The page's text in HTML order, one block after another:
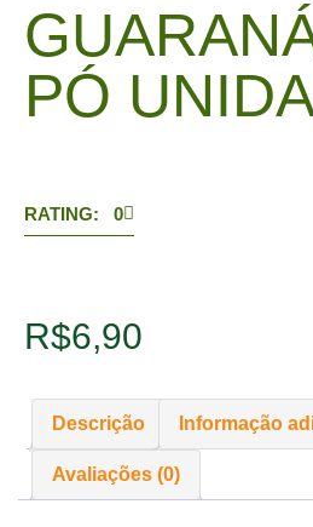
PÓ
RATING: 0
R$6,90
Descrição Informação
Avaliações (0)